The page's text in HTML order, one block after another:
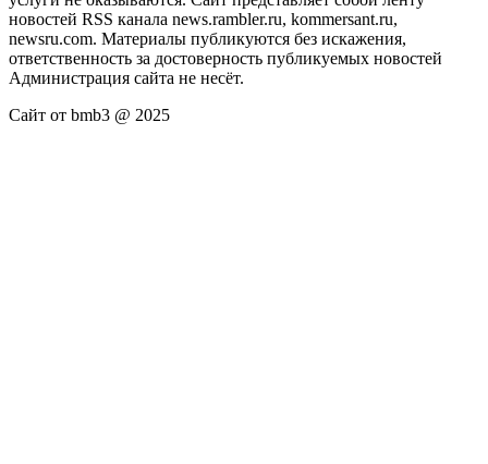
новостей RSS канала news.rambler.ru, kommersant.ru,
newsru.com. Материалы публикуются без искажения,
ответственность за достоверность публикуемых новостей
Администрация сайта не несёт.
Сайт от bmb3 @ 2025